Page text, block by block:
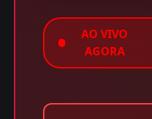
AO VIVO
AGORA